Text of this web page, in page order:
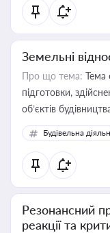
Земельні
Про що тема: Тема
підготовки,
об’єктів
Будівельна
Резонансний
реакції та